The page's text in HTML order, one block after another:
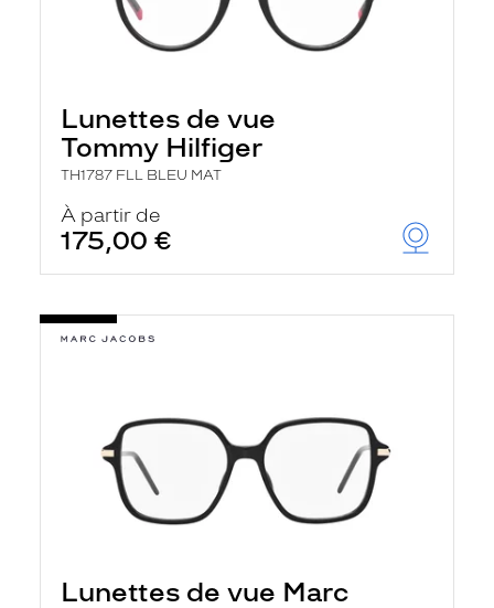
Lunettes de vue
Tommy Hilfiger
TH1787 FLL BLEU MAT
À partir de
175,00 €
Lunettes de vue Marc